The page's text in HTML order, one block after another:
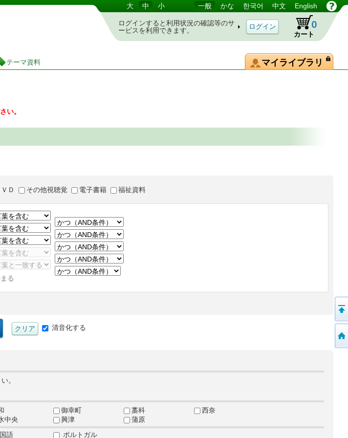
ステム 大 中 小 一般 かな 한국어 中文 English
ログインすると利用状況の確認等のサ
ービスを利用できます。
カート
0
テーマ資料 マイライブラリ
い。
ＶＤ その他視聴覚 電子書籍 福祉資料
る
清音化する
。
御幸町 藁科
西奈
中央 興津
蒲原
語 ポルトガル